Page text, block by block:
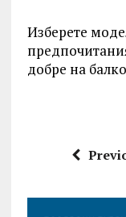
Изберете
добре на